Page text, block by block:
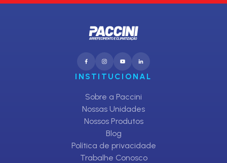
INSTITUCIONAL
Sobre a Paccini
Nossas Unidades
Nossos Produtos
Blog
Política de privacidade
Trabalhe Conosco